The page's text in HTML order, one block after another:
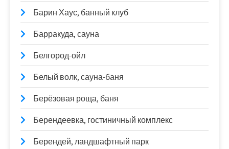
Барин Хаус, банный клуб
Барракуда, сауна
Белгород-ойл
Белый волк, сауна-баня
Берёзовая роща, баня
Берендеевка, гостиничный комплекс
Берендей, ландшафтный парк